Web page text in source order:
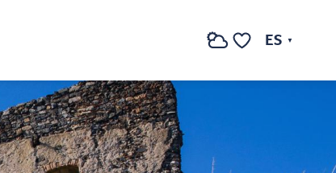
Buscar ES